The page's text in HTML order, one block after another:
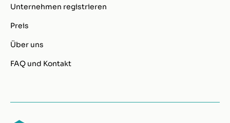
Unternehmen registrieren
Preis
Über uns
FAQ und Kontakt